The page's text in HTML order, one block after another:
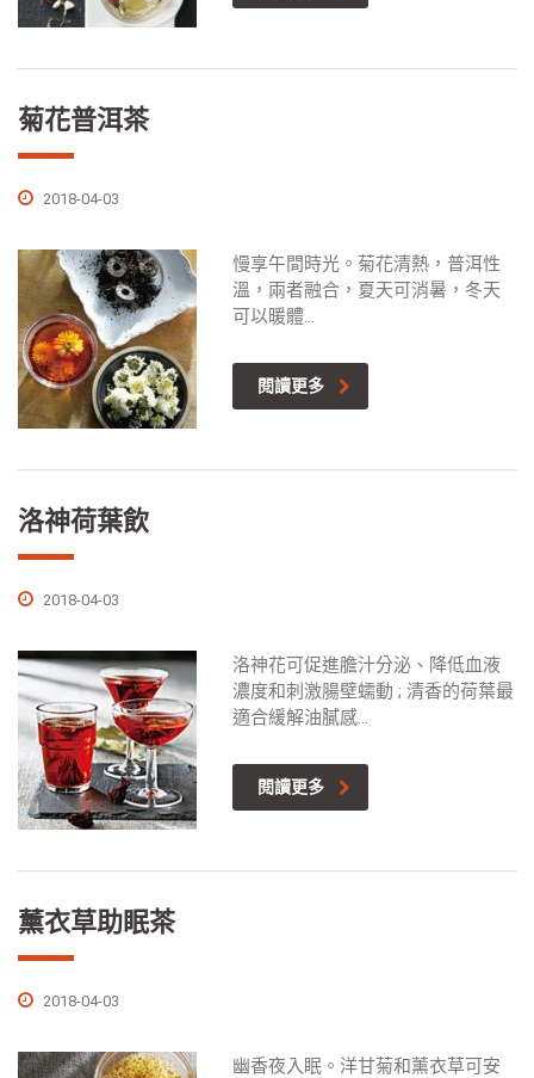
菊花普洱茶
2018-04-03
慢享午間時光。菊花清熱，普洱性
溫，兩者融合，夏天可消暑，冬天
可以暖體...
閱讀更多
洛神荷葉飲
2018-04-03
洛神花可促進膽汁分泌、降低血液
濃度和刺激腸壁蠕動 ; 清香的荷葉最
適合緩解油膩感...
閱讀更多
薰衣草助眠茶
2018-04-03
幽香夜入眠。洋甘菊和薰衣草可安